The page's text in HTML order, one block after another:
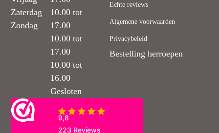
Zaterdag
Zondag
10.00 tot
17.00
10.00 tot
17.00
10.00 tot
16.00
Gesloten
Echte reviews
Algemene voorwaarden
Privacybeleid
Bestelling herroepen